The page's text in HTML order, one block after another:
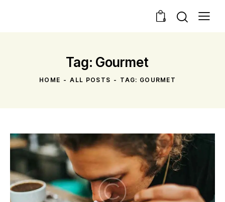
0
Tag: Gourmet
HOME ALL POSTS TAG: GOURMET